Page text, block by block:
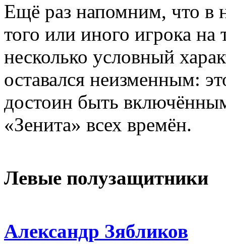
Ещё раз напомним, что в
того или иного игрока
несколько условный
оставался неизменным:
достоин быть
«Зенита» всех времён.
Левые полузащитники
Александр Зябликов